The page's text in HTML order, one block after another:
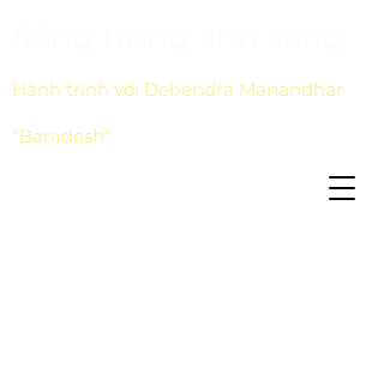
Hành trình với Debendra Manandhar
"Baradesh"